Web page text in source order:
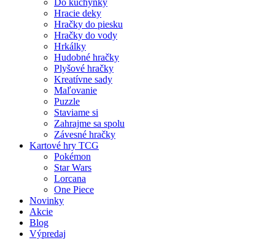
Do kuchynky
Hracie deky
Hračky do piesku
Hračky do vody
Hrkálky
Hudobné hračky
Plyšové hračky
Kreatívne sady
Maľovanie
Puzzle
Staviame si
Zahrajme sa spolu
Závesné hračky
Kartové hry TCG
Pokémon
Star Wars
Lorcana
One Piece
Novinky
Akcie
Blog
Výpredaj